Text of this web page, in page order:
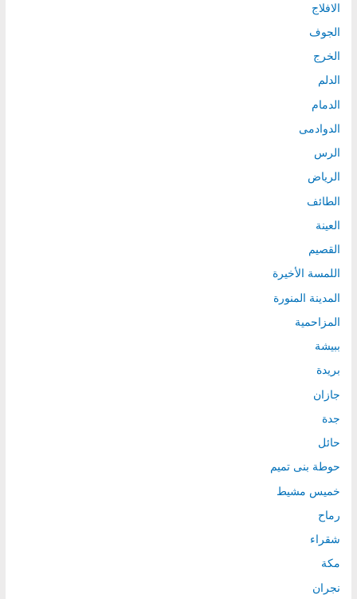
الافلاج
الجوف
الخرج
الدلم
الدمام
الدوادمى
الرس
الرياض
الطائف
العينة
القصيم
اللمسة الأخيرة
المدينة المنورة
المزاحمية
ببيشة
بريدة
جازان
جدة
حائل
حوطة بنى تميم
خميس مشيط
رماح
شقراء
مكة
نجران